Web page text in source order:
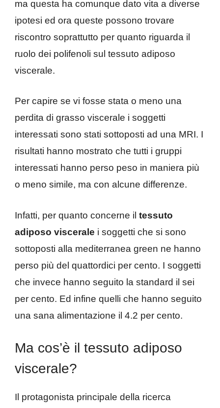
ma questa ha comunque dato vita a diverse
ipotesi ed ora queste possono trovare
riscontro soprattutto per quanto riguarda il
ruolo dei polifenoli sul tessuto adiposo
viscerale.
Per capire se vi fosse stata o meno una
perdita di grasso viscerale i soggetti
interessati sono stati sottoposti ad una MRI. I
risultati hanno mostrato che tutti i gruppi
interessati hanno perso peso in maniera più
o meno simile, ma con alcune differenze.
Infatti, per quanto concerne il tessuto
adiposo viscerale i soggetti che si sono
sottoposti alla mediterranea green ne hanno
perso più del quattordici per cento. I soggetti
che invece hanno seguito la standard il sei
per cento. Ed infine quelli che hanno seguito
una sana alimentazione il 4.2 per cento.
Ma cos’è il tessuto adiposo
viscerale?
Il protagonista principale della ricerca